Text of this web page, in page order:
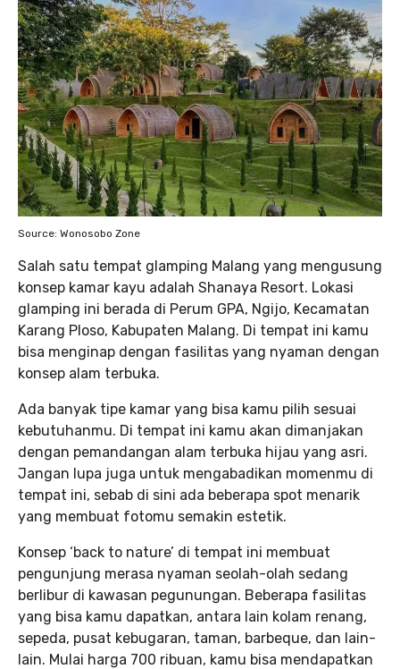
Source: Wonosobo Zone
Salah satu tempat glamping Malang yang mengusung
konsep kamar kayu adalah Shanaya Resort. Lokasi
glamping ini berada di Perum GPA, Ngijo, Kecamatan
Karang Ploso, Kabupaten Malang. Di tempat ini kamu
bisa menginap dengan fasilitas yang nyaman dengan
konsep alam terbuka.
Ada banyak tipe kamar yang bisa kamu pilih sesuai
kebutuhanmu. Di tempat ini kamu akan dimanjakan
dengan pemandangan alam terbuka hijau yang asri.
Jangan lupa juga untuk mengabadikan momenmu di
tempat ini, sebab di sini ada beberapa spot menarik
yang membuat fotomu semakin estetik.
Konsep ‘back to nature’ di tempat ini membuat
pengunjung merasa nyaman seolah-olah sedang
berlibur di kawasan pegunungan. Beberapa fasilitas
yang bisa kamu dapatkan, antara lain kolam renang,
sepeda, pusat kebugaran, taman, barbeque, dan lain-
lain. Mulai harga 700 ribuan, kamu bisa mendapatkan